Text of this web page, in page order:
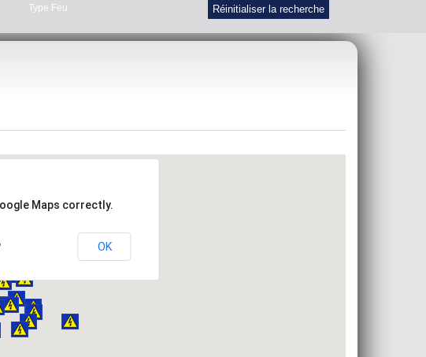
Type Feu Réinitialiser la recherche
Maps correctly.
OK